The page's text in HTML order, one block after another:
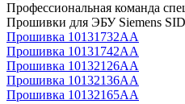
Профессиональная команда
Прошивки для ЭБУ Siemens
Прошивка 10131732AA
Прошивка 10131742AA
Прошивка 10132126AA
Прошивка 10132136AA
Прошивка 10132165AA